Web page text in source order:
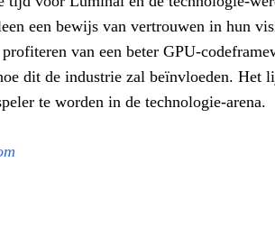
een bewijs van vertrouwen in hun
van een beter GPU-
dit de industrie zal beïnvloeden. Het
te worden in de technologie-arena.